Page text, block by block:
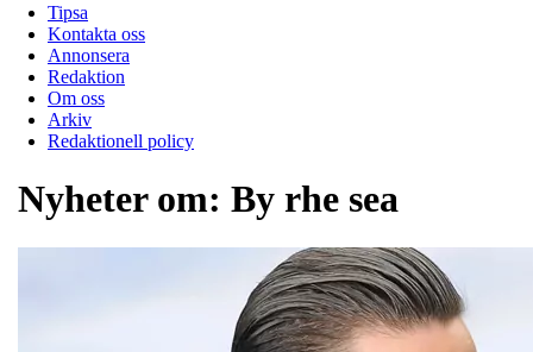
Tipsa
Kontakta oss
Annonsera
Redaktion
Om oss
Arkiv
Redaktionell policy
Nyheter om: By rhe sea